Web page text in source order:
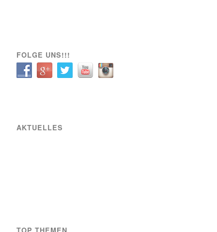
FOLGE UNS!!!
AKTUELLES
TOP THEMEN